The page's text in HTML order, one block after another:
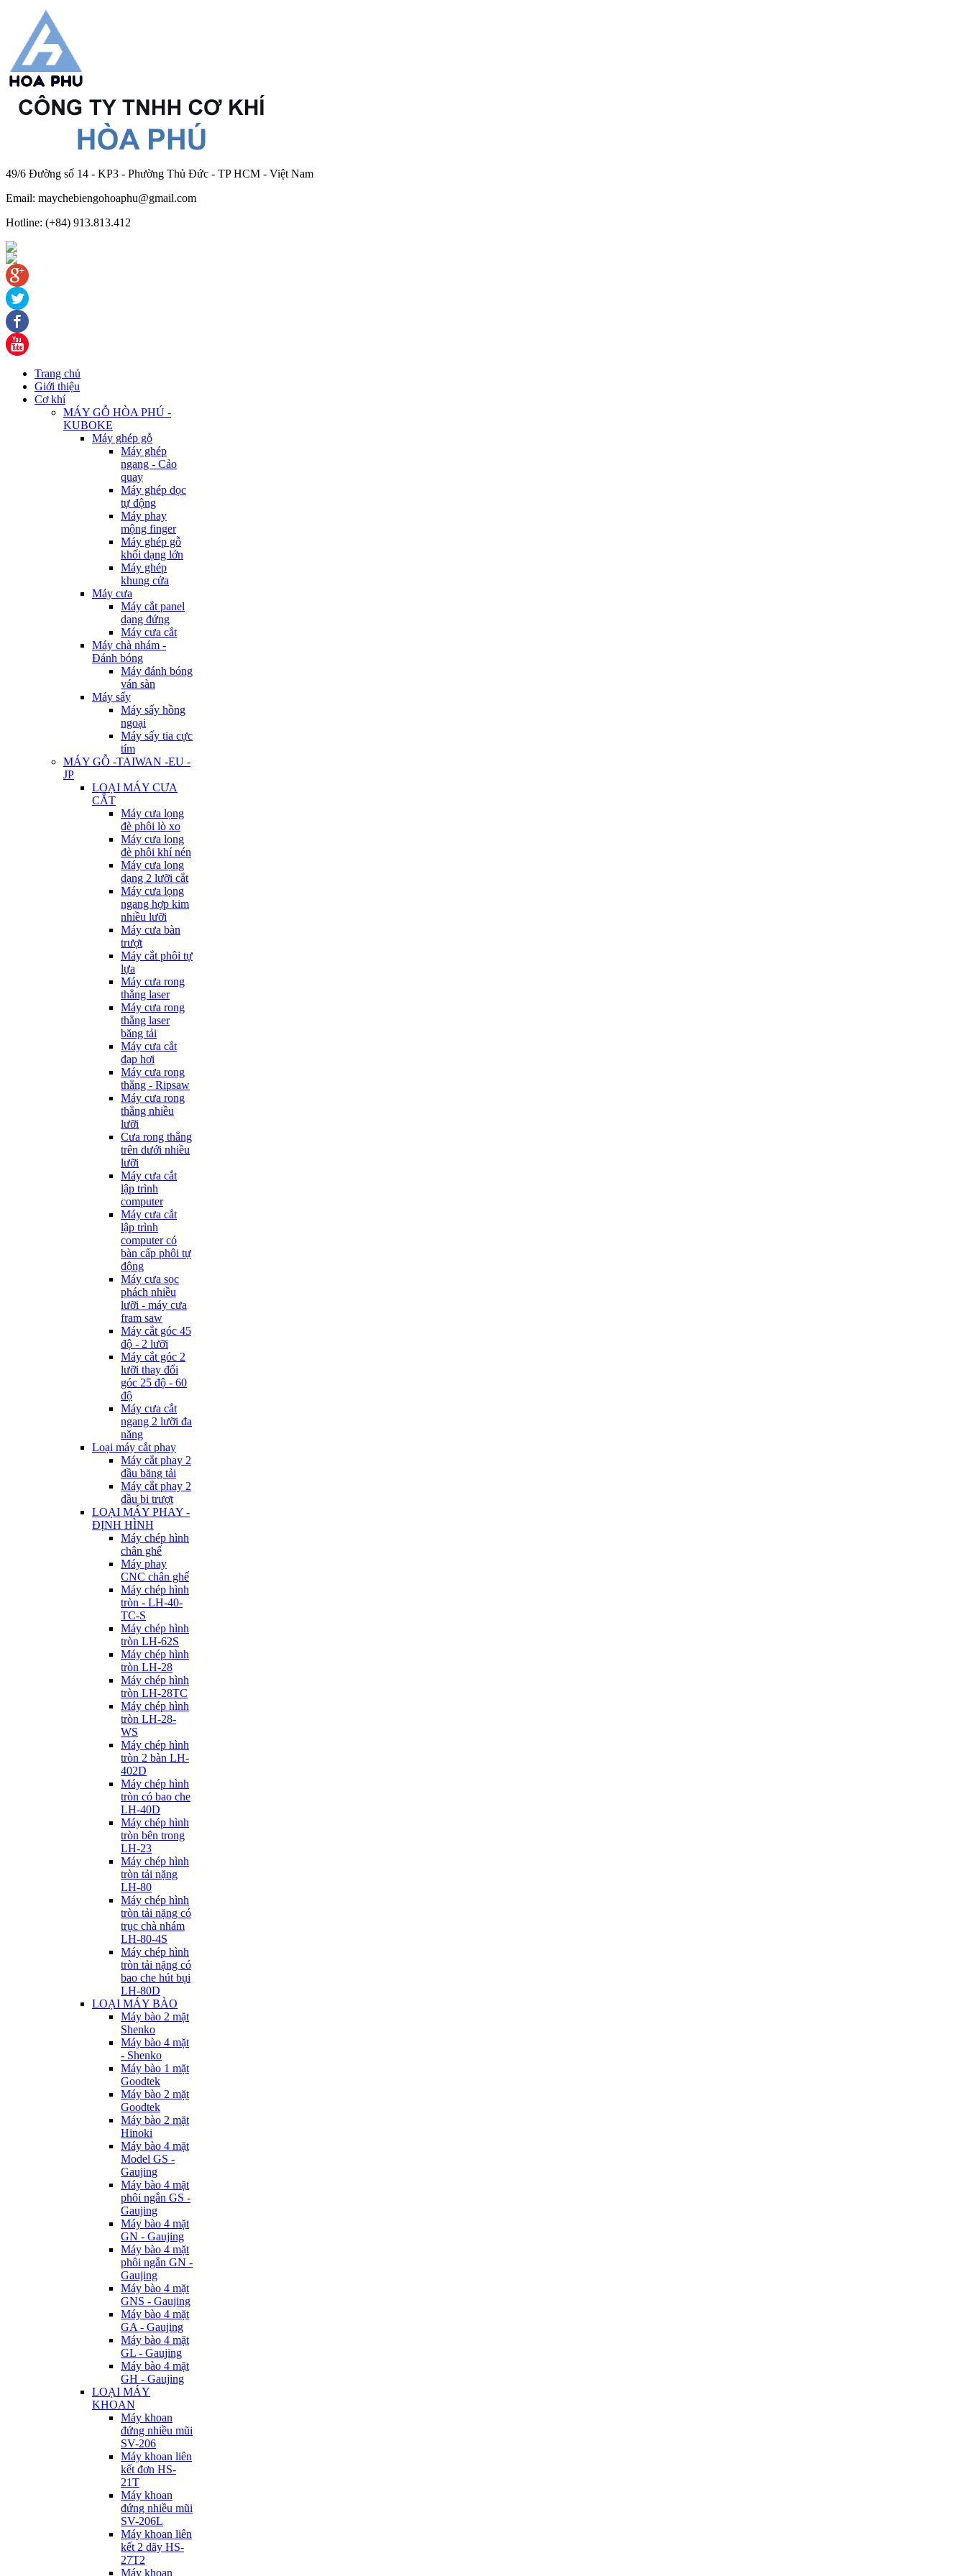
49/6 Đường số 14 - KP3 - Phường Thủ Đức - TP HCM - Việt Nam
Email: maychebiengohoaphu@gmail.com
Hotline: (+84) 913.813.412
Trang chủ
Giới thiệu
Cơ khí
MÁY GỖ HÒA PHÚ -
KUBOKE
Máy ghép gỗ
Máy ghép
ngang - Cảo
quay
Máy ghép dọc
tự động
Máy phay
mộng finger
Máy ghép gỗ
khối dạng lớn
Máy ghép
khung cửa
Máy cưa
Máy cắt panel
dạng đứng
Máy cưa cắt
Máy chà nhám -
Đánh bóng
Máy đánh bóng
ván sàn
Máy sấy
Máy sấy hồng
ngoại
Máy sấy tia cực
tím
MÁY GỖ -TAIWAN -EU -
JP
LOẠI MÁY CƯA
CẮT
Máy cưa lọng
đè phôi lò xo
Máy cưa lọng
đè phôi khí nén
Máy cưa lọng
dạng 2 lưỡi cắt
Máy cưa lọng
ngang hợp kim
nhiều lưỡi
Máy cưa bàn
trượt
Máy cắt phôi tự
lựa
Máy cưa rong
thẳng laser
Máy cưa rong
thẳng laser
băng tải
Máy cưa cắt
đạp hơi
Máy cưa rong
thẳng - Ripsaw
Máy cưa rong
thẳng nhiều
lưỡi
Cưa rong thẳng
trên dưới nhiều
lưỡi
Máy cưa cắt
lập trình
computer
Máy cưa cắt
lập trình
computer có
bàn cấp phôi tự
động
Máy cưa sọc
phách nhiều
lưỡi - máy cưa
fram saw
Máy cắt góc 45
độ - 2 lưỡi
Máy cắt góc 2
lưỡi thay đổi
góc 25 độ - 60
độ
Máy cưa cắt
ngang 2 lưỡi đa
năng
Loại máy cắt phay
Máy cắt phay 2
đầu băng tải
Máy cắt phay 2
đầu bi trượt
LOẠI MÁY PHAY -
ĐỊNH HÌNH
Máy chép hình
chân ghế
Máy phay
CNC chân ghế
Máy chép hình
tròn - LH-40-
TC-S
Máy chép hình
tròn LH-62S
Máy chép hình
tròn LH-28
Máy chép hình
tròn LH-28TC
Máy chép hình
tròn LH-28-
WS
Máy chép hình
tròn 2 bàn LH-
402D
Máy chép hình
tròn có bao che
LH-40D
Máy chép hình
tròn bên trong
LH-23
Máy chép hình
tròn tải nặng
LH-80
Máy chép hình
tròn tải nặng có
trục chà nhám
LH-80-4S
Máy chép hình
tròn tải nặng có
bao che hút bụi
LH-80D
LOẠI MÁY BÀO
Máy bào 2 mặt
Shenko
Máy bào 4 mặt
- Shenko
Máy bào 1 mặt
Goodtek
Máy bào 2 mặt
Goodtek
Máy bào 2 mặt
Hinoki
Máy bào 4 mặt
Model GS -
Gaujing
Máy bào 4 mặt
phôi ngắn GS -
Gaujing
Máy bào 4 mặt
GN - Gaujing
Máy bào 4 mặt
phôi ngắn GN -
Gaujing
Máy bào 4 mặt
GNS - Gaujing
Máy bào 4 mặt
GA - Gaujing
Máy bào 4 mặt
GL - Gaujing
Máy bào 4 mặt
GH - Gaujing
LOẠI MÁY
KHOAN
Máy khoan
đứng nhiều mũi
SV-206
Máy khoan liên
kết đơn HS-
21T
Máy khoan
đứng nhiều mũi
SV-206L
Máy khoan liên
kết 2 dãy HS-
27T2
Máy khoan